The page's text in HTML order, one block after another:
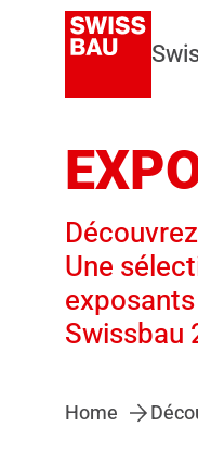
Une
Swissbau
Home